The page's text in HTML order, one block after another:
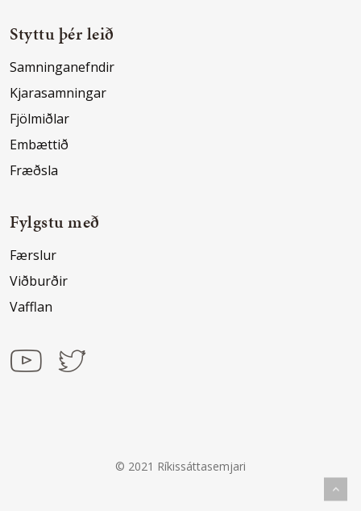
Styttu þér leið
Samninganefndir
Kjarasamningar
Fjölmiðlar
Embættið
Fræðsla
Fylgstu með
Færslur
Viðburðir
Vafflan
© 2021 Ríkissáttasemjari